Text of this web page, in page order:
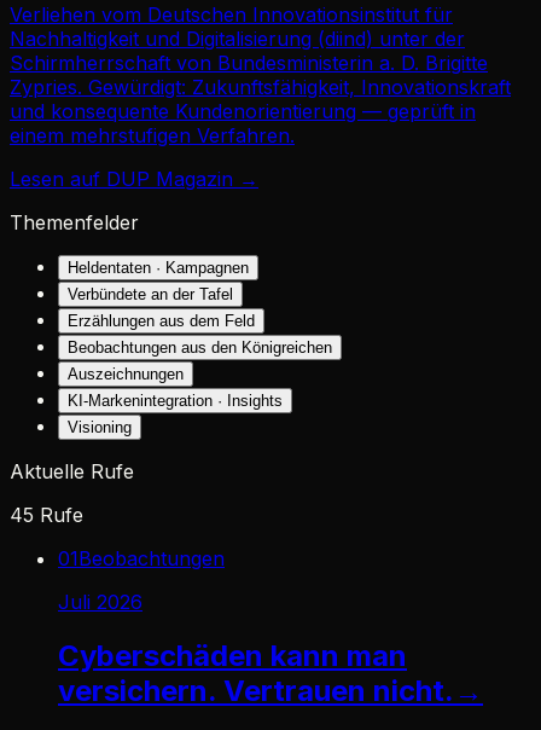
Verliehen vom Deutschen Innovationsinstitut für
Nachhaltigkeit und Digitalisierung (diind) unter der
Schirmherrschaft von Bundesministerin a. D. Brigitte
Zypries. Gewürdigt: Zukunftsfähigkeit, Innovationskraft
und konsequente Kundenorientierung — geprüft in
einem mehrstufigen Verfahren.
Lesen auf DUP Magazin →
Themenfelder
Heldentaten · Kampagnen
Verbündete an der Tafel
Erzählungen aus dem Feld
Beobachtungen aus den Königreichen
Auszeichnungen
KI-Markenintegration · Insights
Visioning
Aktuelle Rufe
45 Rufe
01Beobachtungen
Juli 2026
Cyberschäden kann man
versichern. Vertrauen nicht. →